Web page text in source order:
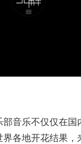
音乐不仅仅在国
界各地开花结果，